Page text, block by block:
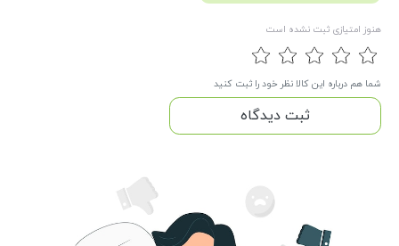
هنوز امتیازی ثبت نشده است
شما هم درباره این کالا نظر خود را ثبت کنید
ثبت دیدگاه